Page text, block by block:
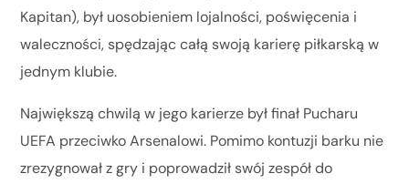
Kapitan), był uosobieniem lojalności, poświęcenia i
waleczności, spędzając całą swoją karierę piłkarską w
jednym klubie.
Największą chwilą w jego karierze był finał Pucharu
UEFA przeciwko Arsenalowi. Pomimo kontuzji barku nie
zrezygnował z gry i poprowadził swój zespół do